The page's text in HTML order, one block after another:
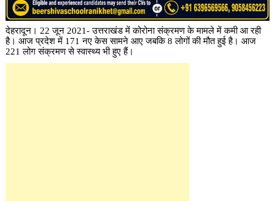
देहरादून। 22 जून 2021- उत्तराखंड में कोरोना संक्रमण के मामले में कमी आ रही
है। आज प्रदेश में 171 नए केस सामने आए जबकि 8 लोगों की मौत हुई है। आज
221 लोग संक्रमण से स्वास्थ्य भी हुए हैं।